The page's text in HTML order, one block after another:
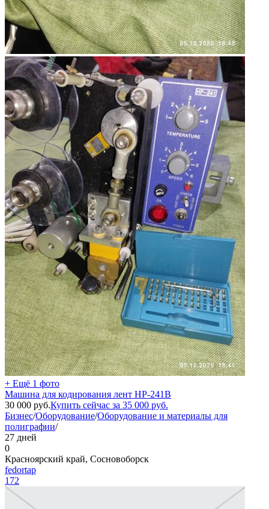
+ Ещё 1 фото
Машина для кодирования лент HP-241B
30 000 руб.Купить сейчас за 35 000 руб.
Бизнес/Оборудование/Оборудование и материалы для
полиграфии/
27 дней
0
Красноярский край, Сосновоборск
fedortap
172